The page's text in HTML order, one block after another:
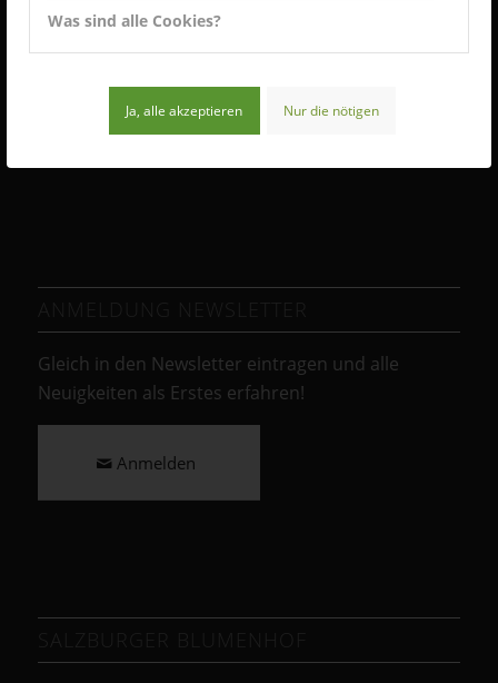
Was sind alle Cookies?
Ja, alle akzeptieren Nur die nötigen
7:30 – 16:30 Uhr
Gleich in den Newsletter eintragen und alle
Neuigkeiten als Erstes erfahren!
Anmelden